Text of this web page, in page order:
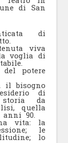
di San
di
viva
voglia di
del potere
il bisogno
di
da
quella
90.
vita: la
le
lo